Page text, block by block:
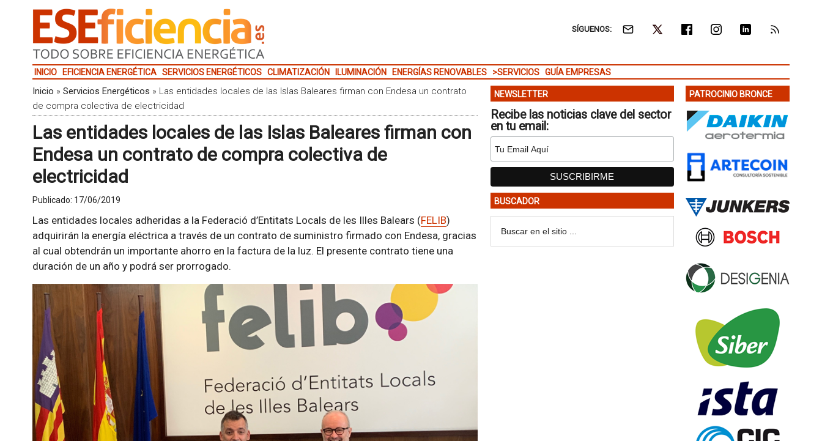
SÍGUENOS:
INICIO EFICIENCIA ENERGÉTICA SERVICIOS ENERGÉTICOS CLIMATIZACIÓN ILUMINACIÓN ENERGÍAS RENOVABLES >SERVICIOS GUÍA EMPRESAS
Inicio » Servicios Energéticos » Las entidades locales de las Islas Baleares firman con Endesa un contrato
de compra colectiva de electricidad
Las entidades locales de las Islas Baleares firman con
Endesa un contrato de compra colectiva de
electricidad
Publicado: 17/06/2019
Las entidades locales adheridas a la Federació d’Entitats Locals de les Illes Balears (FELIB)
adquirirán la energía eléctrica a través de un contrato de suministro firmado con Endesa, gracias
al cual obtendrán un importante ahorro en la factura de la luz. El presente contrato tiene una
duración de un año y podrá ser prorrogado.
NEWSLETTER
Recibe las noticias clave del sector
en tu email:
BUSCADOR
PATROCINIO BRONCE